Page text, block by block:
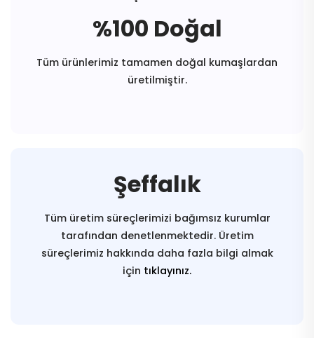
%100 Doğal
Tüm ürünlerimiz tamamen doğal kumaşlardan
üretilmiştir.
Şeffalık
Tüm üretim süreçlerimizi bağımsız kurumlar
tarafından denetlenmektedir. Üretim
süreçlerimiz hakkında daha fazla bilgi almak
için tıklayınız.